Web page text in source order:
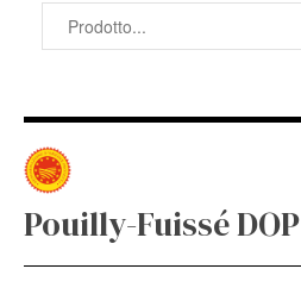
Pouilly-Fuissé DOP